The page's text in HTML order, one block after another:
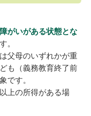
がいがある状態とな
。
父母のいずれかが重
も（義務教育終了前
です。
上の所得がある場